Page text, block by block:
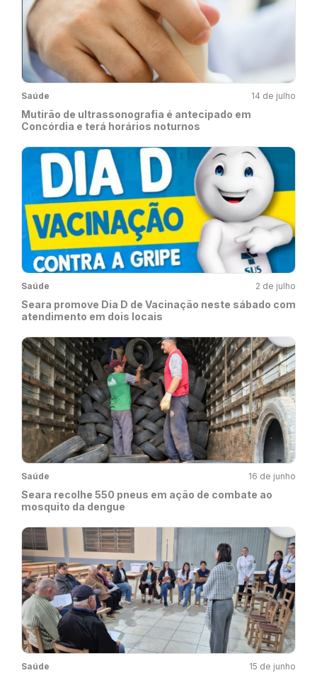
Saúde 14 de julho
Mutirão de ultrassonografia é antecipado em
Concórdia e terá horários noturnos
Saúde 2 de julho
Seara promove Dia D de Vacinação neste sábado com
atendimento em dois locais
Saúde 16 de junho
Seara recolhe 550 pneus em ação de combate ao
mosquito da dengue
Saúde 15 de junho